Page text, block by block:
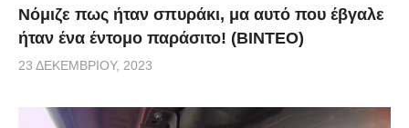
Νόμιζε πως ήταν σπυράκι, μα αυτό που έβγαλε
ήταν ένα έντομο παράσιτο! (BINTEO)
23 ΔΕΚΕΜΒΡΊΟΥ, 2023